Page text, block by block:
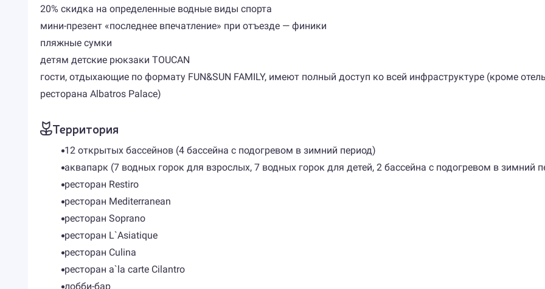
20% скидка на определенные водные виды спорта
мини-презент «последнее впечатление» при отъезде — финики
пляжные сумки
детям детские рюкзаки TOUCAN
гости, отдыхающие по формату FUN&SUN FAMILY, имеют полный доступ ко всей инфраструктуре (кроме
ресторана Albatros Palace)
Территория
12 открытых бассейнов (4 бассейна с подогревом в зимний период)
аквапарк (7 водных горок для взрослых, 7 водных горок для детей, 2 бассейна с подогревом в зимний
ресторан Restiro
ресторан Mediterranean
ресторан Soprano
ресторан L`Asiatique
ресторан Culina
ресторан a`la carte Cilantro
лобби-бар